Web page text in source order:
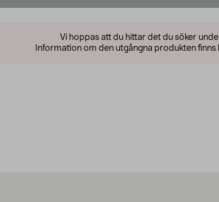
Vi hoppas att du hittar det du söker
Information om den utgångna produkten finns